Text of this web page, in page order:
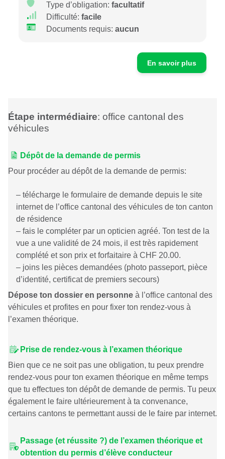
Type d’obligation: facultatif
Difficulté: facile
Documents requis: aucun
En savoir plus
Étape intermédiaire: office cantonal des
véhicules
Dépôt de la demande de permis
Pour procéder au dépôt de la demande de permis:
– télécharge le formulaire de demande depuis le site
internet de l’office cantonal des véhicules de ton canton
de résidence
– fais le compléter par un opticien agréé. Ton test de la
vue a une validité de 24 mois, il est très rapidement
complété et son prix et forfaitaire à CHF 20.00.
– joins les pièces demandées (photo passeport, pièce
d’identité, certificat de premiers secours)
Dépose ton dossier en personneà l’office cantonal des
véhicules et profites en pour fixer ton rendez-vous à
l’examen théorique.
Prise de rendez-vous à l’examen théorique
Bien que ce ne soit pas une obligation, tu peux prendre
rendez-vous pour ton examen théorique en même temps
que tu effectues ton dépôt de demande de permis. Tu peux
également le faire ultérieurement à ta convenance,
certains cantons te permettant aussi de le faire par internet.
Passage (et réussite ?) de l’examen théorique et
obtention du permis d’élève conducteur